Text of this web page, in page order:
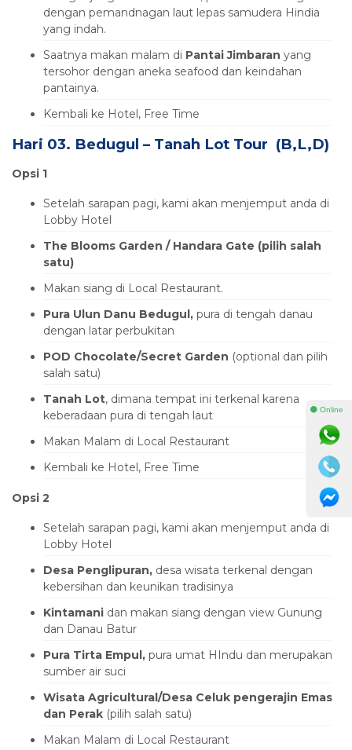
dengan pemandnagan laut lepas samudera Hindia
yang indah.
Saatnya makan malam di Pantai Jimbaran yang
tersohor dengan aneka seafood dan keindahan
pantainya.
Kembali ke Hotel, Free Time
Hari 03. Bedugul – Tanah Lot Tour (B,L,D)
Opsi 1
Setelah sarapan pagi, kami akan menjemput anda di
Lobby Hotel
The Blooms Garden / Handara Gate (pilih salah
satu)
Makan siang di Local Restaurant.
Pura Ulun Danu Bedugul, pura di tengah danau
dengan latar perbukitan
POD Chocolate/Secret Garden (optional dan pilih
salah satu)
Tanah Lot, dimana tempat ini terkenal karena
keberadaan pura di tengah laut
Makan Malam di Local Restaurant
Kembali ke Hotel, Free Time
Opsi 2
Setelah sarapan pagi, kami akan menjemput anda di
Lobby Hotel
Desa Penglipuran, desa wisata terkenal dengan
kebersihan dan keunikan tradisinya
Kintamani dan makan siang dengan view Gunung
dan Danau Batur
Pura Tirta Empul, pura umat HIndu dan merupakan
sumber air suci
Wisata Agricultural/Desa Celuk pengerajin Emas
dan Perak (pilih salah satu)
Makan Malam di Local Restaurant
⚫ Online